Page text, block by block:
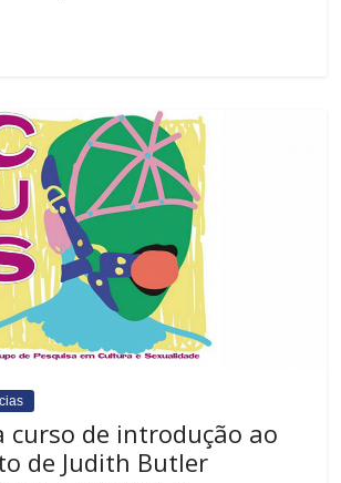
curso de introdução ao
de Judith Butler